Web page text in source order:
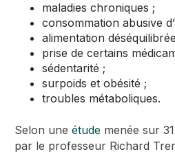
maladies chroniques ;
consommation abusive
alimentation
prise de certains
sédentarité ;
surpoids et obésité ;
troubles métaboliques.
Selon uneétude menée sur
par le professeur Richard